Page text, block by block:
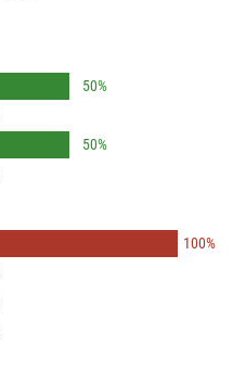
50%
50%
100%